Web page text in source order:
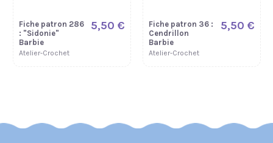
Fiche patron 286
: "Sidonie"
Barbie
Atelier-Crochet
5,50 €
Fiche patron 36 :
Cendrillon
Barbie
Atelier-Crochet
5,50 €